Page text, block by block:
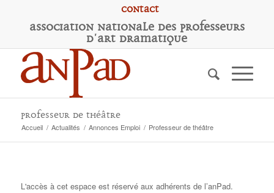
Contact
Association Nationale des Professeurs
d'Art Dramatique
Professeur de théâtre
Accueil / Actualités / Annonces Emploi / Professeur de théâtre
L'accès à cet espace est réservé aux adhérents de l’anPad.